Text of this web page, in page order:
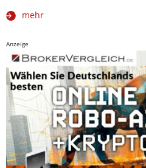
mehr
Anzeige